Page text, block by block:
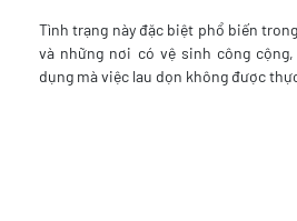
Tình trạng này đặc biệt phổ biến
và những nơi có vệ sinh công
dụng mà việc lau dọn không được